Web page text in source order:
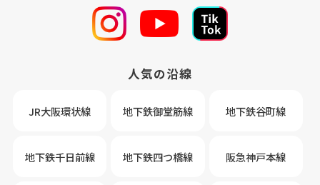
人気の沿線
JR大阪環状線 地下鉄御堂筋線 地下鉄谷町線
地下鉄千日前線 地下鉄四つ橋線 阪急神戸本線